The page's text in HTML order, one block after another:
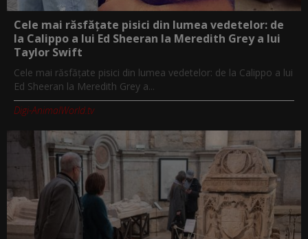
Cele mai răsfățate pisici din lumea vedetelor: de
la Calippo a lui Ed Sheeran la Meredith Grey a lui
Taylor Swift
Cele mai răsfățate pisici din lumea vedetelor: de la Calippo a lui
Ed Sheeran la Meredith Grey a...
Digi-AnimalWorld.tv